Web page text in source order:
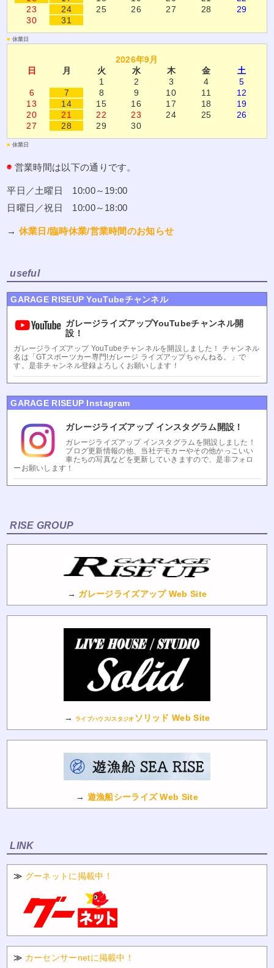
23
24 25 26 27 28
29
30
31
■ 休業日
2026年9月
日
月 火 水 木 金
土
1
2 3 4
5
6
7 8 9 10 11
12
13
14 15 16 17 18
19
20
21 22 23 24 25
26
27
28 29 30
■ 休業日
◉ 営業時間は以下の通りです。
平日／土曜日 10:00～19:00
日曜日／祝日 10:00～18:00
→ 休業日/臨時休業/営業時間のお知らせ
useful
GARAGE RISEUP YouTubeチャンネル
ガレージライズアップYouTubeチャンネル開
設！
ガレージライズアップ YouTubeチャンネルを開設しました！ チャンネル
名は「GTスポーツカー専門!ガレージ ライズアップちゃんねる。」で
す。是非チャンネル登録よろしくお願いします！
GARAGE RISEUP Instagram
ガレージライズアップ インスタグラム開設！
ガレージライズアップ インスタグラムを開設しました！
ブログ更新情報の他、当社デモカーやその他かっこいい
車たちの写真などを更新していきますので、是非フォロ
ーお願いします！
RISE GROUP
→ ガレージライズアップ Web Site
→ ライブハウス/スタジオ ソリッド Web Site
→ 遊漁船シーライズ Web Site
LINK
≫ グーネットに掲載中！
≫ カーセンサーnetに掲載中！